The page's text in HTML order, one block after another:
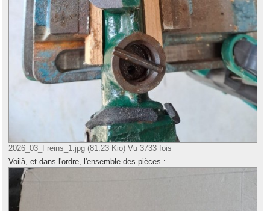
2026_03_Freins_1.jpg (81.23 Kio) Vu 3733 fois
Voilà, et dans l'ordre, l'ensemble des pièces :